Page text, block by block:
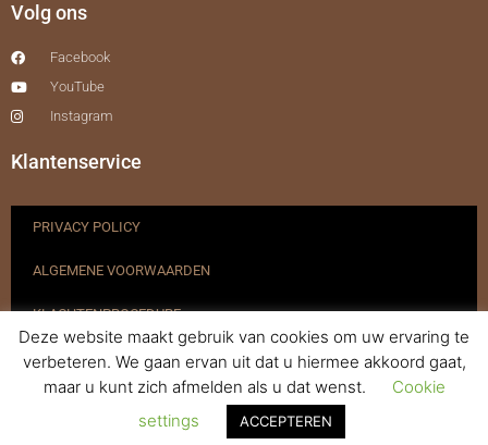
Volg ons
Facebook
YouTube
Instagram
Klantenservice
PRIVACY POLICY
ALGEMENE VOORWAARDEN
KLACHTENPROCEDURE
VERZENDEN & RETOURNEREN
Deze website maakt gebruik van cookies om uw ervaring te
verbeteren. We gaan ervan uit dat u hiermee akkoord gaat,
maar u kunt zich afmelden als u dat wenst.
Cookie
settings
ACCEPTEREN